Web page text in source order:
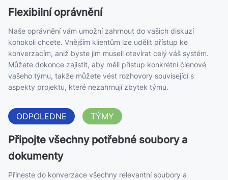
Flexibilní oprávnění
Naše oprávnění vám umožní zahrnout do vašich diskuzí
kohokoli chcete. Vnějším klientům lze udělit přístup ke
konverzacím, aniž byste jim museli otevírat celý váš systém.
Můžete dokonce zajistit, aby měli přístup konkrétní členové
vašeho týmu, takže můžete vést rozhovory související s
aspekty projektu, které nezahrnují zbytek týmu.
ODPOLEDNE TÝMY
Připojte všechny potřebné soubory a
dokumenty
Přineste do konverzace všechny relevantní soubory a